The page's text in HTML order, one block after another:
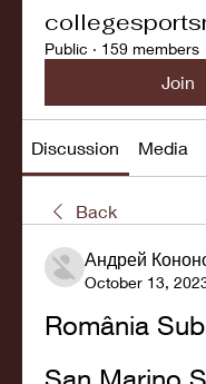
Public · 159 members
Join
Discussion Media
Back
Андрей
October 13,
România